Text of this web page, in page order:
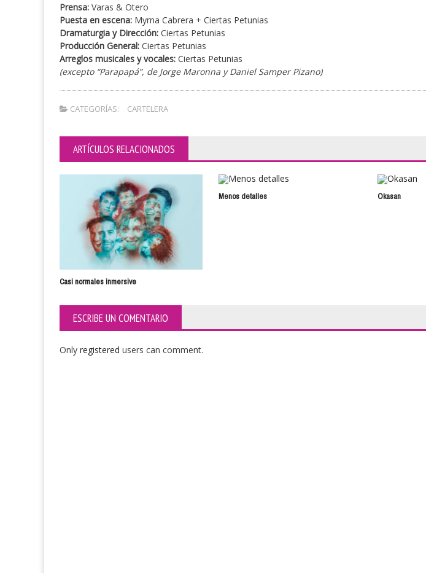
Prensa: Varas & Otero
Puesta en escena: Myrna Cabrera + Ciertas Petunias
Dramaturgia y Dirección: Ciertas Petunias
Producción General: Ciertas Petunias
Arreglos musicales y vocales: Ciertas Petunias
(excepto “Parapapá”, de Jorge Maronna y Daniel Samper Pizano)
CATEGORÍAS: CARTELERA
ARTÍCULOS RELACIONADOS
Casi normales inmersive
Menos detalles Okasan
ESCRIBE UN COMENTARIO
Only registered users can comment.